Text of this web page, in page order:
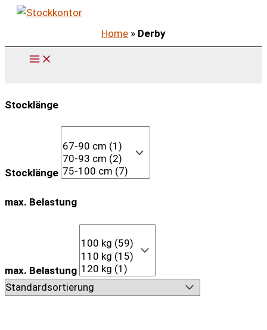
Zum
springen
Home » Derby
Stocklänge
Stocklänge
max. Belastung
max. Belastung